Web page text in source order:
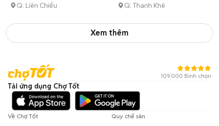
Q. Liên Chiểu Q. Thanh Khê
Xem thêm
109.000 Bình chọn
Tải ứng dụng Chợ Tốt
Về Chợ Tốt
Quy chế sàn